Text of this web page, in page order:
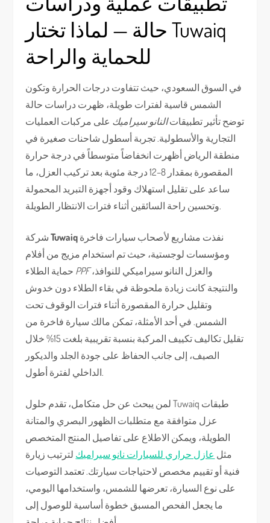
حالة — لماذا تختار Tuwaiq
للحماية والراحة
في السوق السعودي، حيث تتفاوت درجات الحرارة وتكون
الشمس قاسية لفترات طويلة، ظهرت دراسات حالة
توضح تأثير تطبيقاتالنانو سيراميك على مركبات العمليات
التجارية والأسطولية. تجربة أسطول شاحنات صغيرة في
منطقة الرياض أظهرت انخفاضاً متوسطاً في درجة حرارة
المقصورة بمقدار 8–12 درجة مئوية بعد تركيب العزل، ما
ساعد على تقليل استهلاك وقود أجهزة التبريد المحمولة
وتحسين راحة السائقين أثناء فترات الانتظار الطويلة.
شركةTuwaiq
ومؤسسات لوجستية، حيث تم استخدام مزيج من أفلام
PPFوالعزل النانو سيراميكي للنوافذ،
والنتيجة كانت زيادة ملحوظة في بقاء الطلاء دون خدوش
وتقليل حرارة المقصورة أثناء فترات الوقوف تحت
الشمس. في أحد الأمثلة، تمكن مالك سيارة فاخرة من
تقليل تكاليف تكييف المركبة بنسبة تقريبية بلغت 15% خلال
الصيف، إلى جانب الحفاظ على جودة الجلد والديكور
الداخلي لفترة أطول.
لمن يبحث عن حل متكامل، تقدم حلول Tuwaiq طبقات
عزل متوافقة مع متطلبات الظهور البصري والمتانة
الطويلة، ويمكن الاطلاع على تفاصيل المنتج المتخصص
مثل عازل حراري للسيارات نانو سيراميك لترتيب زيارة
فنية أو تقييم مخصص لاحتياجات سيارتك. تعتمد التوصيات
على نوع السيارة، تعرضها للشمس، واستخدامها اليومي،
ما يجعل الفحص المسبق خطوة أساسية للوصول إلى